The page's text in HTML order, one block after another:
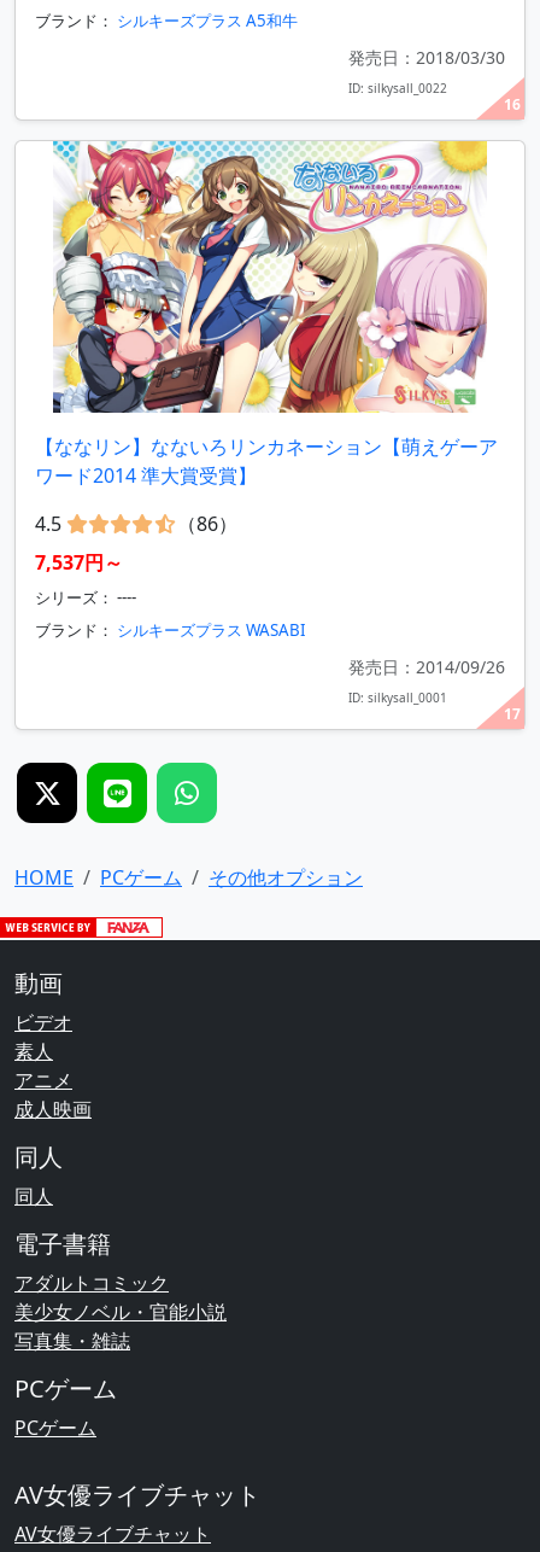
16
ブランド： シルキーズプラス A5和牛
発売日：2018/03/30
ID: silkysall_0022
17
【ななリン】なないろリンカネーション【萌えゲーア
ワード2014 準大賞受賞】
4.5
（86）
7,537円～
シリーズ： ----
ブランド： シルキーズプラス WASABI
発売日：2014/09/26
ID: silkysall_0001
HOME PCゲーム その他オプション
動画
ビデオ
素人
アニメ
成人映画
同人
同人
電子書籍
アダルトコミック
美少女ノベル・官能小説
写真集・雑誌
PCゲーム
PCゲーム
AV女優ライブチャット
AV女優ライブチャット